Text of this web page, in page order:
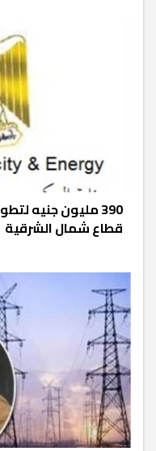
390 مليون جنيه
قطاع شمال الشرقية